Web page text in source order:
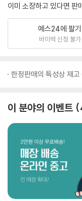
이미 소장하고 있다면 판
예스24에 팔기
바이백 신청 불가
한정판매의 특성상 재
이 분야의 이벤트